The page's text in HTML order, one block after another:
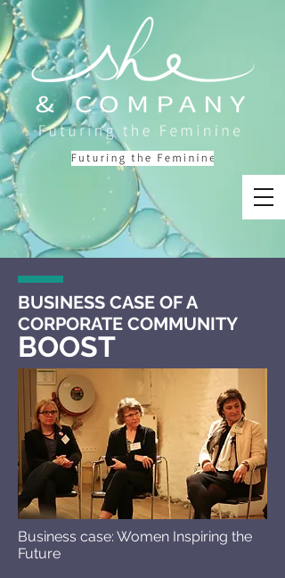
BUSINESS CASE OF A
CORPORATE COMMUNITY
BOOST
Business case: Women Inspiring the
Future